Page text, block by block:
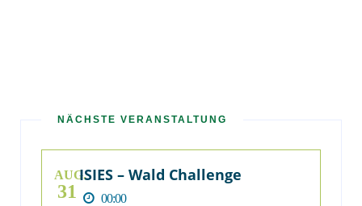
NÄCHSTE VERANSTALTUNG
AUG.
31
ISIES – Wald Challenge
00:00